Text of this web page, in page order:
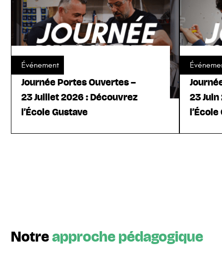
Événement
Journée Portes Ouvertes –
23 Juillet 2026 : Découvrez
l’École Gustave
23
Notreapproche pédagogique